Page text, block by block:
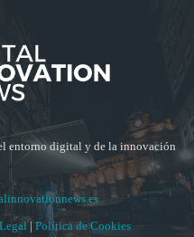
entorno digital y de la innovación
| Política de Cookies